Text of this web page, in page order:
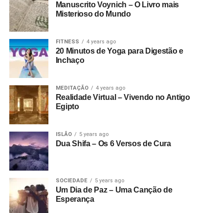
Manuscrito Voynich – O Livro mais
Misterioso do Mundo
FITNESS 4 years ago
20 Minutos de Yoga para Digestão e
Inchaço
MEDITAÇÃO 4 years ago
Realidade Virtual – Vivendo no Antigo
Egipto
ISLÃO 5 years ago
Dua Shifa – Os 6 Versos de Cura
SOCIEDADE 5 years ago
Um Dia de Paz – Uma Canção de
Esperança